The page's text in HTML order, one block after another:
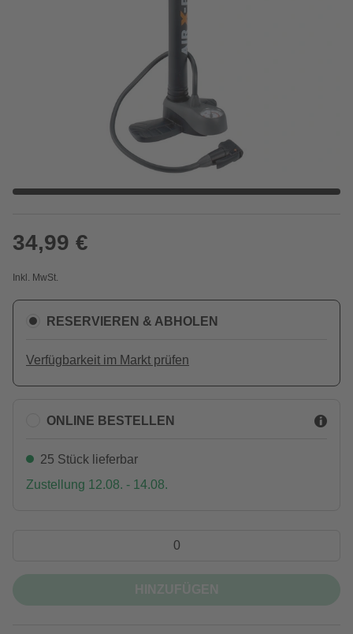
34,99 €
Inkl. MwSt.
RESERVIEREN & ABHOLEN
Verfügbarkeit im Markt prüfen
ONLINE BESTELLEN
25 Stück lieferbar
Zustellung 12.08. - 14.08.